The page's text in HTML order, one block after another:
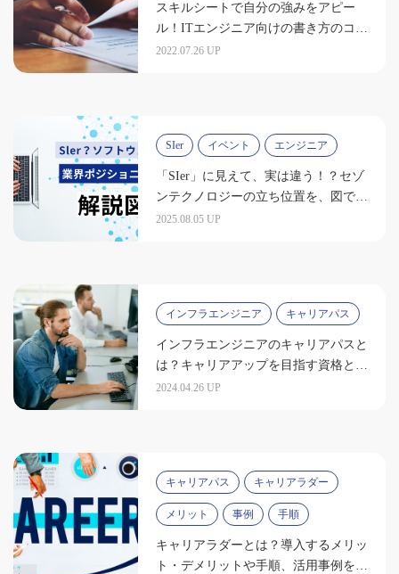
スキルシートで自分の強みをアピー
ル！ITエンジニア向けの書き方のコツ
を紹介
2022.07.26 UP
SIer イベント エンジニア
「SIer」に見えて、実は違う！？セゾ
ンテクノロジーの立ち位置を、図で解
説します
2025.08.05 UP
インフラエンジニア キャリアパス
インフラエンジニアのキャリアパスと
は？キャリアアップを目指す資格とス
キルを紹介
2024.04.26 UP
キャリアパス キャリアラダー
メリット 事例 手順
キャリアラダーとは？導入するメリッ
ト・デメリットや手順、活用事例を紹